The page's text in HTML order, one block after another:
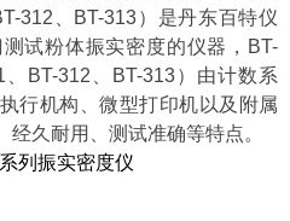
312、BT-313）是丹东百特仪
试粉体振实密度的仪器， BT-
、BT-312、BT-313）由计数系
行机构、微型打印机以及附属
久耐用、测试准确等特点。